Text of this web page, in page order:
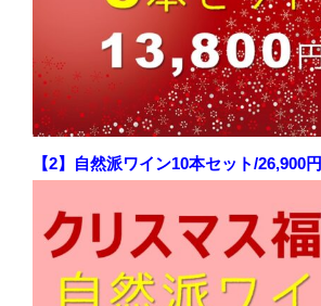
【2】自然派ワイン10本セット/26,900円